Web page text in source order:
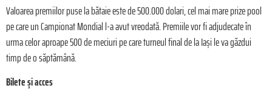
Valoarea premiilor puse la bătaie este de 500.000 dolari, cel mai mare prize pool
pe care un Campionat Mondial l-a avut vreodată. Premiile vor fi adjudecate în
urma celor aproape 500 de meciuri pe care turneul final de la Iași le va găzdui
timp de o săptămână.
Bilete și acces